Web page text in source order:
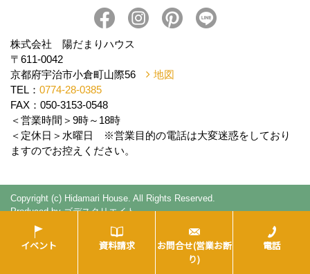
株式会社 陽だまりハウス
〒611-0042
京都府宇治市小倉町山際56
地図
TEL： 0774-28-0385
FAX：050-3153-0548
＜営業時間＞9時～18時
＜定休日＞水曜日 ※営業目的の電話は大変迷惑をしており
ますのでお控えください。
Copyright (c) Hidamari House. All Rights Reserved.
Produced byゴデスクリエイト
イベント 資料請求
お問合せ(営業お断
り)
電話